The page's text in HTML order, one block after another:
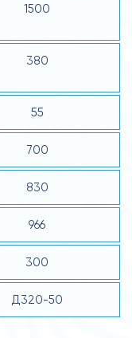
1500
380
55
700
830
966
300
Д320-50